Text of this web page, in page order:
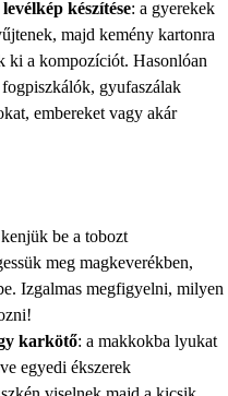
levélkép készítése: a gyerekek
majd kemény kartonra
ki a kompozíciót. Hasonlóan
gyufaszálak
embereket vagy akár
be a tobozt
meg magkeverékben,
Izgalmas megfigyelni, milyen
karkötő: a makkokba lyukat
egyedi ékszerek